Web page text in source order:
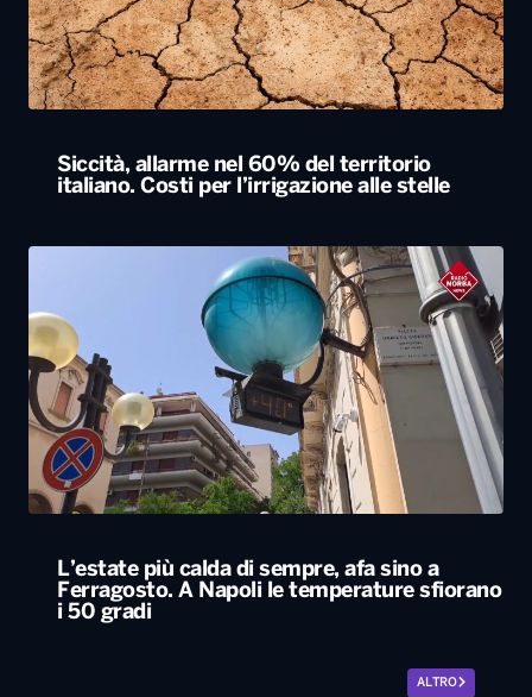
Siccità, allarme nel 60% del territorio
italiano. Costi per l’irrigazione alle stelle
L’estate più calda di sempre, afa sino a
Ferragosto. A Napoli le temperature sfiorano
i 50 gradi
ALTRO